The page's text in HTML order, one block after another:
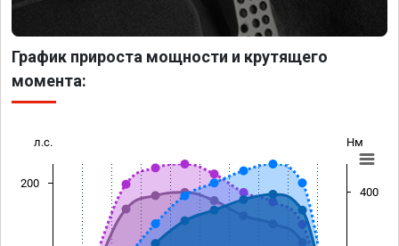
График прироста мощности и крутящего
момента:
л.с. Нм
200
400